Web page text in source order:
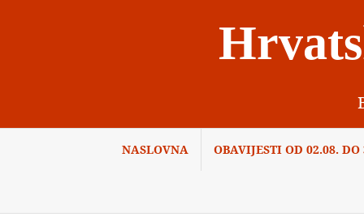
NASLOVNA OBAVIJESTI OD 02.08. DO